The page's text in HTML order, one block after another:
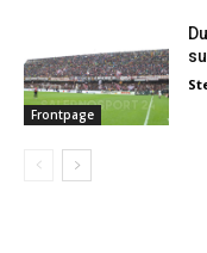
Frontpage